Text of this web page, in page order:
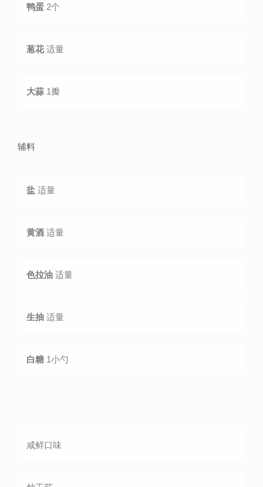
鸭蛋 2个
葱花 适量
大蒜 1瓣
辅料
盐 适量
黄酒 适量
色拉油 适量
生抽 适量
白糖 1小勺
咸鲜口味